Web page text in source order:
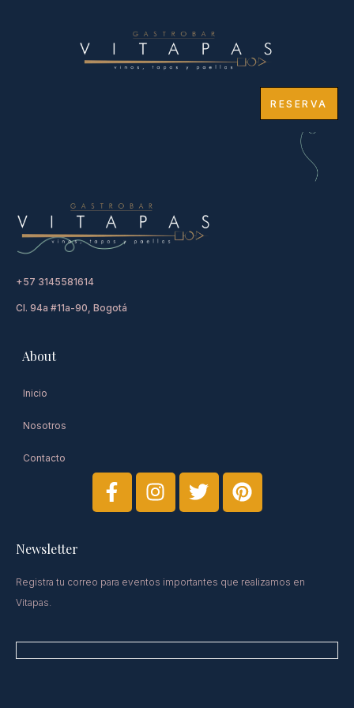
RESERVA
+57 3145581614
Cl. 94a #11a-90, Bogotá
About
Inicio
Nosotros
Contacto
Newsletter​
Registra tu correo para eventos importantes que realizamos en
Vitapas.